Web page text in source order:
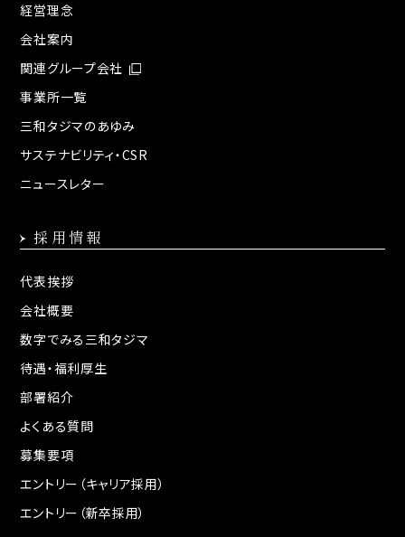
経営理念
会社案内
関連グループ会社
事業所一覧
三和タジマのあゆみ
サステナビリティ・CSR
ニュースレター
採用情報
代表挨拶
会社概要
数字でみる三和タジマ
待遇・福利厚生
部署紹介
よくある質問
募集要項
エントリー（キャリア採用）
エントリー（新卒採用）